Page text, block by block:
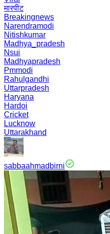
मारपीट
Breakingnews
Narendramodi
Nitishkumar
Madhya_pradesh
Nsui
Madhyapradesh
Pmmodi
Rahulgandhi
Uttarpradesh
Haryana
Hardoi
Cricket
Lucknow
Uttarakhand
sabbaahmadbirni